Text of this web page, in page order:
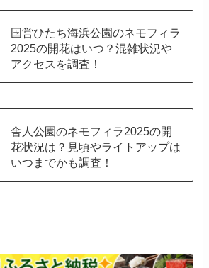
国営ひたち海浜公園のネモフィラ
2025の開花はいつ？混雑状況や
アクセスを調査！
舎人公園のネモフィラ2025の開
花状況は？見頃やライトアップは
いつまでかも調査！